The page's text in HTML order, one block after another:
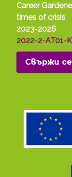
Career
times of crisis
2023-2026
2022-2-AT01-
Свържи